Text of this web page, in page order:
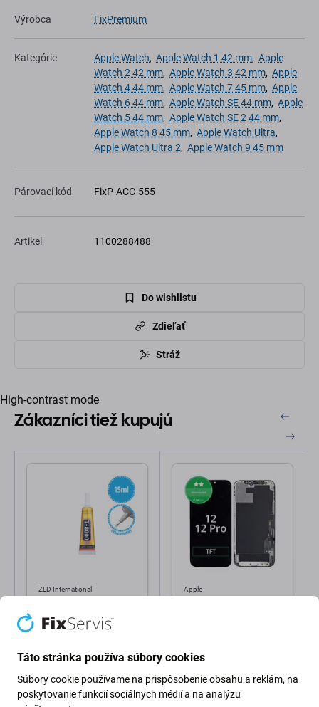
Výrobca FixPremium
Kategórie Apple Watch, Apple Watch 1 42 mm, Apple
Watch 2 42 mm, Apple Watch 3 42 mm, Apple
Watch 4 44 mm, Apple Watch 7 45 mm, Apple
Watch 6 44 mm, Apple Watch SE 44 mm, Apple
Watch 5 44 mm, Apple Watch SE 2 44 mm,
Apple Watch 8 45 mm, Apple Watch Ultra,
Apple Watch Ultra 2, Apple Watch 9 45 mm
Párovací kód FixP-ACC-555
Artikel 1100288488
Do wishlistu
Zdieľať
Stráž
High-contrast mode
Zákazníci tiež kupujú
ZLD International
2,98 €
Apple
18,98 €
Táto stránka používa súbory cookies
Súbory cookie používame na prispôsobenie obsahu a reklám, na
poskytovanie funkcií sociálnych médií a na analýzu